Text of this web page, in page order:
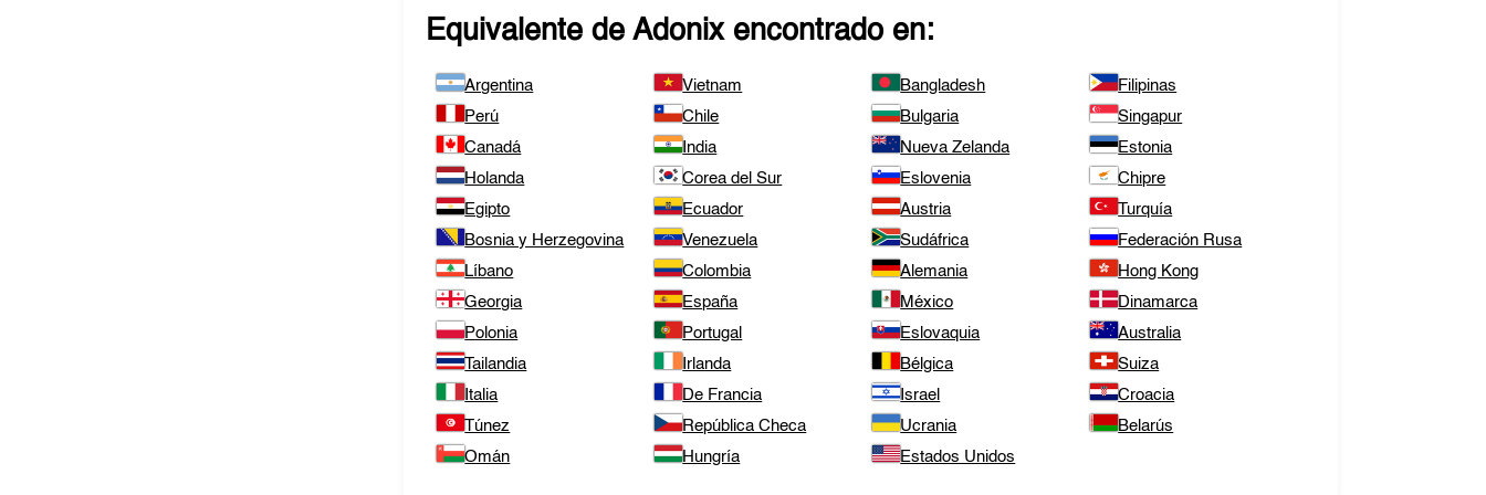
Equivalente deAdonixencontrado en:
Argentina Vietnam Bangladesh
Filipinas
Perú
Chile Bulgaria
Singapur
Canadá
India Nueva Zelanda
Estonia
Holanda
Corea del Sur Eslovenia
Chipre
Egipto
Ecuador Austria
Turquía
Bosnia y Herzegovina
Venezuela Sudáfrica
Federación Rusa
Líbano
Colombia Alemania
Hong Kong
Georgia
España México
Dinamarca
Polonia
Portugal Eslovaquia
Australia
Tailandia
Irlanda Bélgica
Suiza
Italia
De Francia Israel
Croacia
Túnez
República Checa Ucrania
Belarús
Omán
Hungría Estados Unidos